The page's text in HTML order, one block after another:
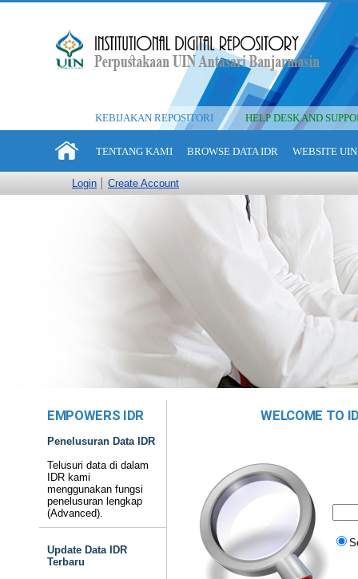
KEBIJAKAN REPOSITORI HELP DESK AND
TENTANG KAMI BROWSE DATA IDR WEBSITE
Login Create Account
EMPOWERS IDR
Penelusuran Data IDR
Telusuri data di dalam
IDR kami
menggunakan fungsi
penelusuran lengkap
(Advanced).
Update Data IDR
Terbaru
WELCOME TO